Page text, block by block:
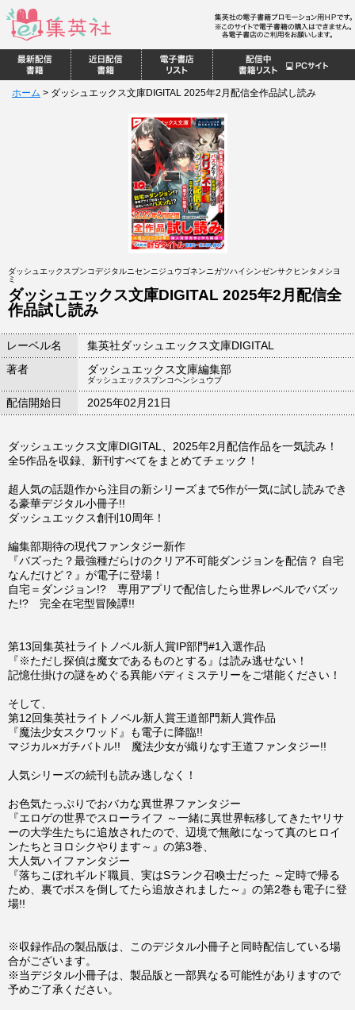
ホーム > ダッシュエックス文庫DIGITAL 2025年2月配信全作品試し読み
ダッシュエックスブンコデジタルニセンニジュウゴネンニガツハイシンゼンサクヒンタメシヨ
ミ
ダッシュエックス文庫DIGITAL 2025年2月配信全
作品試し読み
レーベル名
集英社ダッシュエックス文庫DIGITAL
著者
ダッシュエックス文庫編集部
ダッシュエックスブンコヘンシュウブ
配信開始日 2025年02月21日
ダッシュエックス文庫DIGITAL、2025年2月配信作品を一気読み！
全5作品を収録、新刊すべてをまとめてチェック！
超人気の話題作から注目の新シリーズまで5作が一気に試し読みでき
る豪華デジタル小冊子!!
ダッシュエックス創刊10周年！
編集部期待の現代ファンタジー新作
『バズった？最強種だらけのクリア不可能ダンジョンを配信？ 自宅
なんだけど？』が電子に登場！
自宅＝ダンジョン!? 専用アプリで配信したら世界レベルでバズッ
た!? 完全在宅型冒険譚!!
第13回集英社ライトノベル新人賞IP部門#1入選作品
『※ただし探偵は魔女であるものとする』は読み逃せない！
記憶仕掛けの謎をめぐる異能バディミステリーをご堪能ください！
そして、
第12回集英社ライトノベル新人賞王道部門新人賞作品
『魔法少女スクワッド』も電子に降臨!!
マジカル×ガチバトル!! 魔法少女が織りなす王道ファンタジー!!
人気シリーズの続刊も読み逃しなく！
お色気たっぷりでおバカな異世界ファンタジー
『エロゲの世界でスローライフ ～一緒に異世界転移してきたヤリサ
ーの大学生たちに追放されたので、辺境で無敵になって真のヒロイ
ンたちとヨロシクやります～』の第3巻、
大人気ハイファンタジー
『落ちこぼれギルド職員、実はSランク召喚士だった ～定時で帰る
ため、裏でボスを倒してたら追放されました～』の第2巻も電子に登
場!!
※収録作品の製品版は、このデジタル小冊子と同時配信している場
合がございます。
※当デジタル小冊子は、製品版と一部異なる可能性がありますので
予めご了承ください。